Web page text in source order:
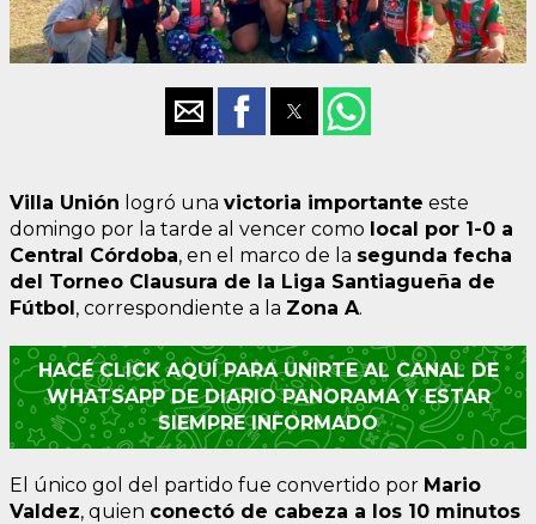
Villa Unión logró una victoria importante este
domingo por la tarde al vencer como local por 1-0 a
Central Córdoba, en el marco de la segunda fecha
del Torneo Clausura de la Liga Santiagueña de
Fútbol, correspondiente a la Zona A.
HACÉ CLICK AQUÍ PARA UNIRTE AL CANAL DE
WHATSAPP DE DIARIO PANORAMA Y ESTAR
SIEMPRE INFORMADO
El único gol del partido fue convertido por Mario
Valdez, quien conectó de cabeza a los 10 minutos